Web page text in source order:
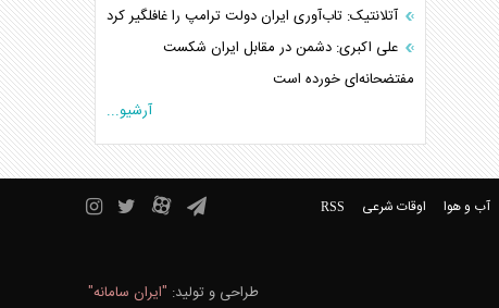
آتلانتیک: تاب‌آوری ایران دولت ترامپ را غافلگیر کرد
علی اکبری: دشمن در مقابل ایران شکست
مفتضحانه‌ای خورده است
آرشیو...
آب و هوا اوقات شرعی RSS
طراحی و تولید: "ایران سامانه"